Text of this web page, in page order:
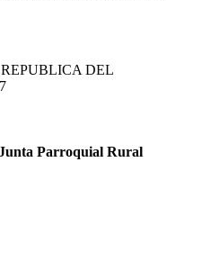
DEL
Parroquial Rural